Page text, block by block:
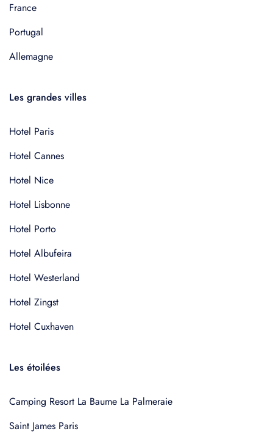
France
Portugal
Allemagne
Les grandes villes
Hotel Paris
Hotel Cannes
Hotel Nice
Hotel Lisbonne
Hotel Porto
Hotel Albufeira
Hotel Westerland
Hotel Zingst
Hotel Cuxhaven
Les étoilées
Camping Resort La Baume La Palmeraie
Saint James Paris